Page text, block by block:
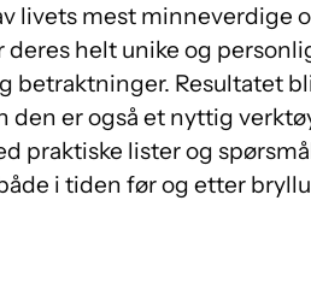
livets mest minneverdige
helt unike og
betraktninger. Resultatet
den er også et nyttig
praktiske lister og
i tiden før og etter